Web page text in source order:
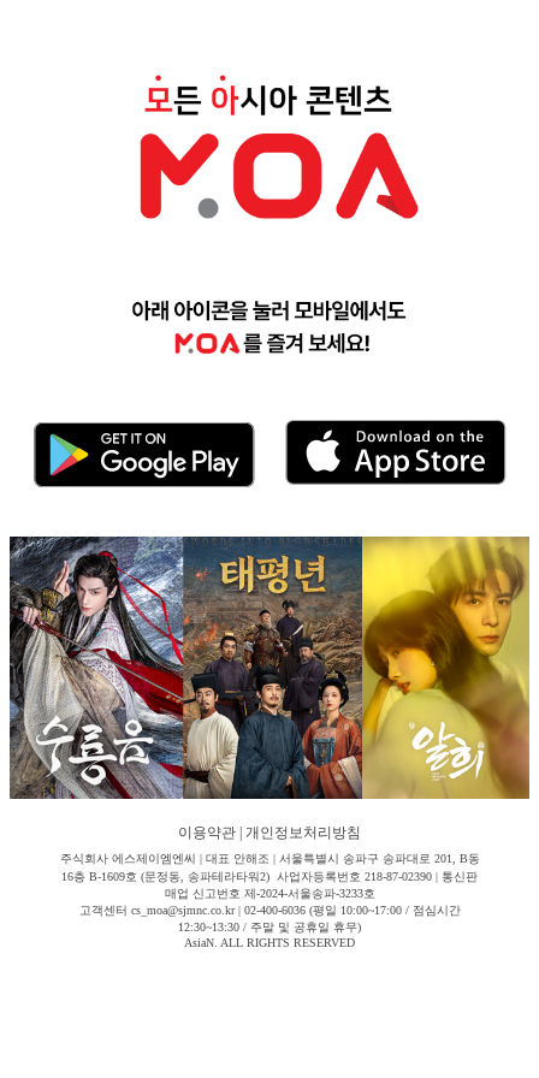
이용약관 개인정보처리방침
주식회사 에스제이엠엔씨 | 대표 안해조 | 서울특별시 송파구 송파대로 201, B동
16층 B-1609호 (문정동, 송파테라타워2) 사업자등록번호 218-87-02390 | 통신판
매업 신고번호 제-2024-서울송파-3233호
고객센터 cs_moa@sjmnc.co.kr | 02-400-6036 (평일 10:00~17:00 / 점심시간
12:30~13:30 / 주말 및 공휴일 휴무)
AsiaN. ALL RIGHTS RESERVED